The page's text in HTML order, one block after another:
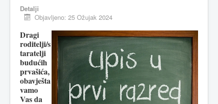
Detalji
Objavljeno: 25 Ožujak 2024
Dragi
roditelji/s
taratelji
budućih
prvašića,
obavješta
vamo
Vas da